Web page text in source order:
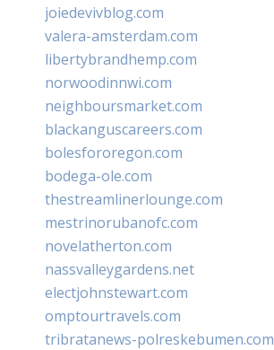
joiedevivblog.com
valera-amsterdam.com
libertybrandhemp.com
norwoodinnwi.com
neighboursmarket.com
blackanguscareers.com
bolesfororegon.com
bodega-ole.com
thestreamlinerlounge.com
mestrinorubanofc.com
novelatherton.com
nassvalleygardens.net
electjohnstewart.com
omptourtravels.com
tribratanews-polreskebumen.com